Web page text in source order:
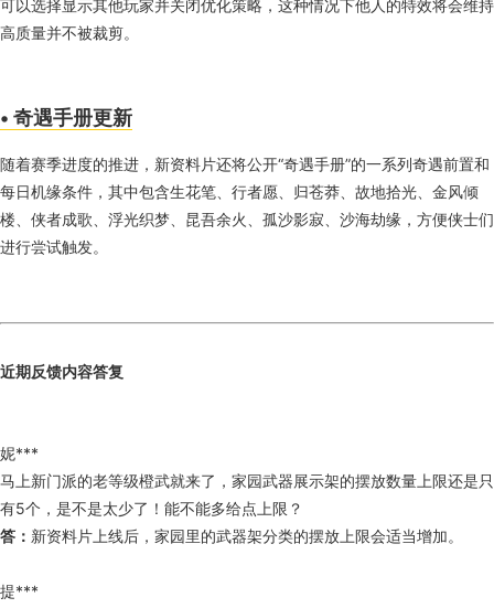
可以选择显示其他玩家并关闭优化策略，这种情况下他人的特效将会维持
高质量并不被裁剪。
• 奇遇手册更新
随着赛季进度的推进，新资料片还将公开“奇遇手册”的一系列奇遇前置和
每日机缘条件，其中包含生花笔、行者愿、归苍莽、故地拾光、金风倾
楼、侠者成歌、浮光织梦、昆吾余火、孤沙影寂、沙海劫缘，方便侠士们
进行尝试触发。
近期反馈内容答复
妮***
马上新门派的老等级橙武就来了，家园武器展示架的摆放数量上限还是只
有5个，是不是太少了！能不能多给点上限？
答： 新资料片上线后，家园里的武器架分类的摆放上限会适当增加。
提***